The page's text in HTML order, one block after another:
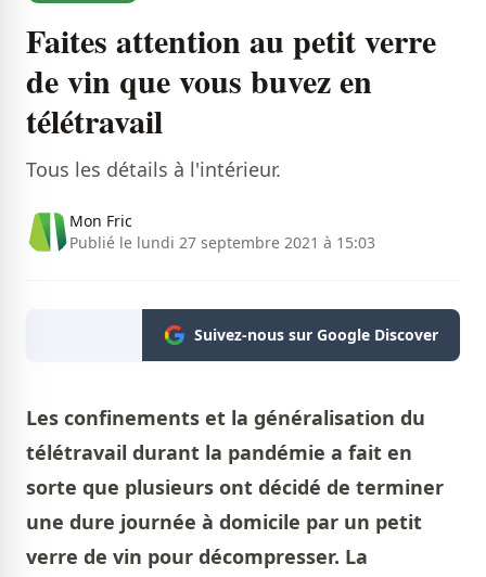
Faites attention au petit verre
de vin que vous buvez en
télétravail
Tous les détails à l'intérieur.
Mon Fric
Publié le lundi 27 septembre 2021 à 15:03
Suivez-nous sur Google Discover
Les confinements et la généralisation du
télétravail durant la pandémie a fait en
sorte que plusieurs ont décidé de terminer
une dure journée à domicile par un petit
verre de vin pour décompresser. La